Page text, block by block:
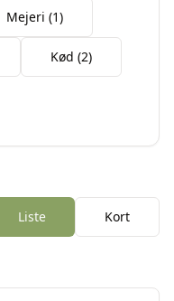
Mejeri (1)
Kød (2)
Liste Kort